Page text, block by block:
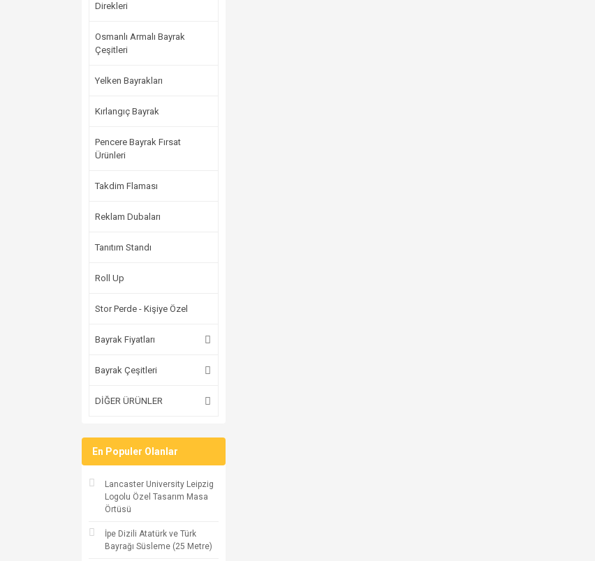
Direkleri
Osmanlı Armalı Bayrak
Çeşitleri
Yelken Bayrakları
Kırlangıç Bayrak
Pencere Bayrak Fırsat
Ürünleri
Takdim Flaması
Reklam Dubaları
Tanıtım Standı
Roll Up
Stor Perde - Kişiye Özel
Bayrak Fiyatları
Bayrak Çeşitleri
DİĞER ÜRÜNLER
En Populer Olanlar
Lancaster University Leipzig
Logolu Özel Tasarım Masa
Örtüsü
İpe Dizili Atatürk ve Türk
Bayrağı Süsleme (25 Metre)